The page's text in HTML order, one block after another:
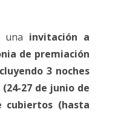
una invitación a
de premiación
3 noches
27 de junio de
cubiertos (hasta